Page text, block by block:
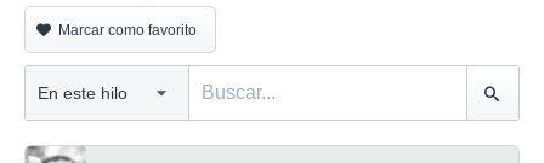
Marcar como favorito